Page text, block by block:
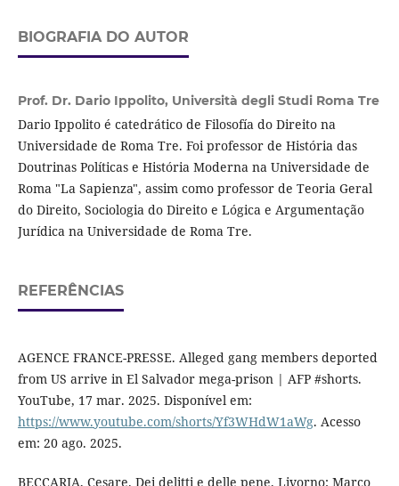
BIOGRAFIA DO AUTOR
Prof. Dr. Dario Ippolito, Università degli Studi Roma Tre
Dario Ippolito é catedrático de Filosofía do Direito na
Universidade de Roma Tre. Foi professor de História das
Doutrinas Políticas e História Moderna na Universidade de
Roma "La Sapienza", assim como professor de Teoria Geral
do Direito, Sociologia do Direito e Lógica e Argumentação
Jurídica na Universidade de Roma Tre.
REFERÊNCIAS
AGENCE FRANCE-PRESSE. Alleged gang members deported
from US arrive in El Salvador mega-prison | AFP #shorts.
YouTube, 17 mar. 2025. Disponível em:
https://www.youtube.com/shorts/Yf3WHdW1aWg. Acesso
em: 20 ago. 2025.
BECCARIA, Cesare. Dei delitti e delle pene. Livorno: Marco